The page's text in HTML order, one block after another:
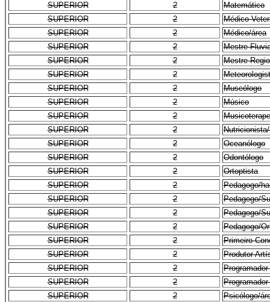
SUPERIOR
2
Matemático
SUPERIOR
2
Médico
SUPERIOR
2
Médico/área
SUPERIOR
2
Mestre
SUPERIOR
2
Mestre
SUPERIOR
2
SUPERIOR
2
Museólogo
SUPERIOR
2
Músico
SUPERIOR
2
SUPERIOR
2
SUPERIOR
2
Oceanólogo
SUPERIOR
2
Odontólogo
SUPERIOR
2
Ortoptista
SUPERIOR
2
Pedagogo/
SUPERIOR
2
Pedagogo/
SUPERIOR
2
Pedagogo/
SUPERIOR
2
Pedagogo/
SUPERIOR
2
Primeiro
SUPERIOR
2
Produtor
SUPERIOR
2
SUPERIOR
2
SUPERIOR
2
Psicólogo/